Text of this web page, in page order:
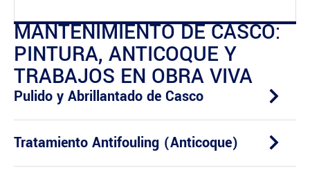
MANTENIMIENTO DE CASCO:
PINTURA, ANTICOQUE Y
TRABAJOS EN OBRA VIVA
Pulido y Abrillantado de Casco
Tratamiento Antifouling (Anticoque)